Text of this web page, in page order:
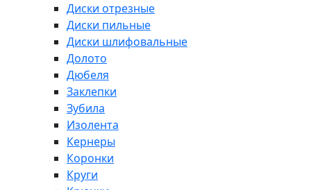
Диски отрезные
Диски пильные
Диски шлифовальные
Долото
Дюбеля
Заклепки
Зубила
Изолента
Кернеры
Коронки
Круги